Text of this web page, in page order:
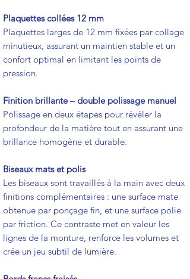
Plaquettes collées 12 mm
Plaquettes larges de 12 mm fixées par collage
minutieux, assurant un maintien stable et un
confort optimal en limitant les points de
pression.
Finition brillante – double polissage manuel
Polissage en deux étapes pour révéler la
profondeur de la matière tout en assurant une
brillance homogène et durable.
Biseaux mats et polis
Les biseaux sont travaillés à la main avec deux
finitions complémentaires : une surface mate
obtenue par ponçage fin, et une surface polie
par friction. Ce contraste met en valeur les
lignes de la monture, renforce les volumes et
crée un jeu subtil de lumière.